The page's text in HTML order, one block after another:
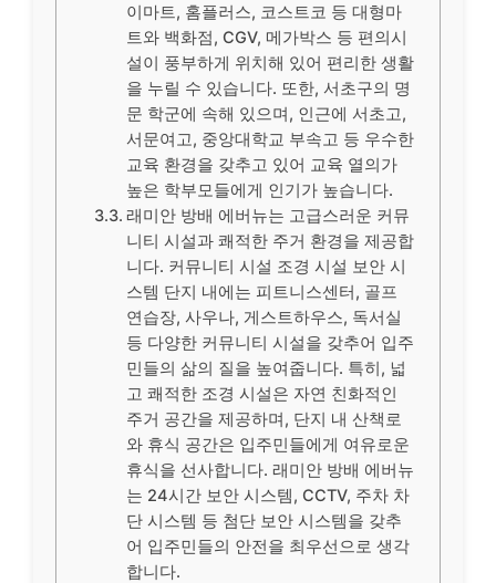
이마트, 홈플러스, 코스트코 등 대형마
트와 백화점, CGV, 메가박스 등 편의시
설이 풍부하게 위치해 있어 편리한 생활
을 누릴 수 있습니다. 또한, 서초구의 명
문 학군에 속해 있으며, 인근에 서초고,
서문여고, 중앙대학교 부속고 등 우수한
교육 환경을 갖추고 있어 교육 열의가
높은 학부모들에게 인기가 높습니다.
래미안 방배 에버뉴는 고급스러운 커뮤
니티 시설과 쾌적한 주거 환경을 제공합
니다. 커뮤니티 시설 조경 시설 보안 시
스템 단지 내에는 피트니스센터, 골프
연습장, 사우나, 게스트하우스, 독서실
등 다양한 커뮤니티 시설을 갖추어 입주
민들의 삶의 질을 높여줍니다. 특히, 넓
고 쾌적한 조경 시설은 자연 친화적인
주거 공간을 제공하며, 단지 내 산책로
와 휴식 공간은 입주민들에게 여유로운
휴식을 선사합니다. 래미안 방배 에버뉴
는 24시간 보안 시스템, CCTV, 주차 차
단 시스템 등 첨단 보안 시스템을 갖추
어 입주민들의 안전을 최우선으로 생각
합니다.